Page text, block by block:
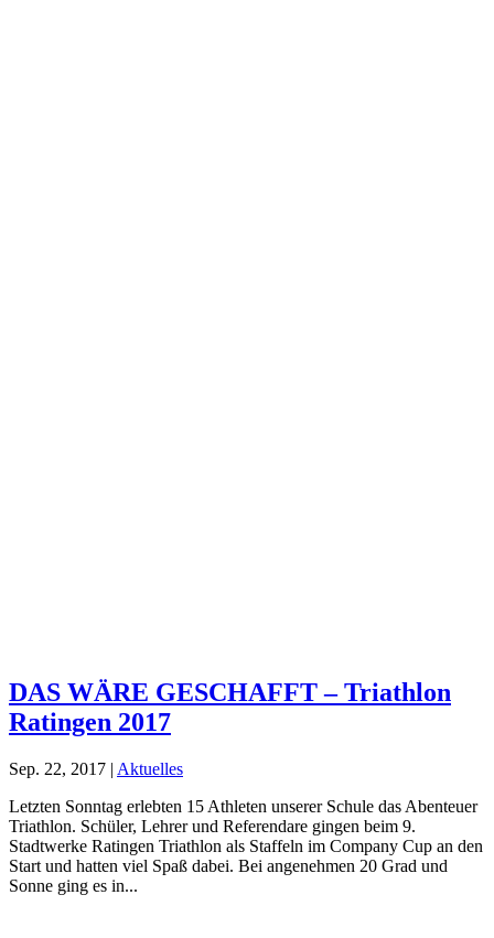
DAS WÄRE GESCHAFFT – Triathlon
Ratingen 2017
Sep. 22, 2017 | Aktuelles
Letzten Sonntag erlebten 15 Athleten unserer Schule das Abenteuer
Triathlon. Schüler, Lehrer und Referendare gingen beim 9.
Stadtwerke Ratingen Triathlon als Staffeln im Company Cup an den
Start und hatten viel Spaß dabei. Bei angenehmen 20 Grad und
Sonne ging es in...